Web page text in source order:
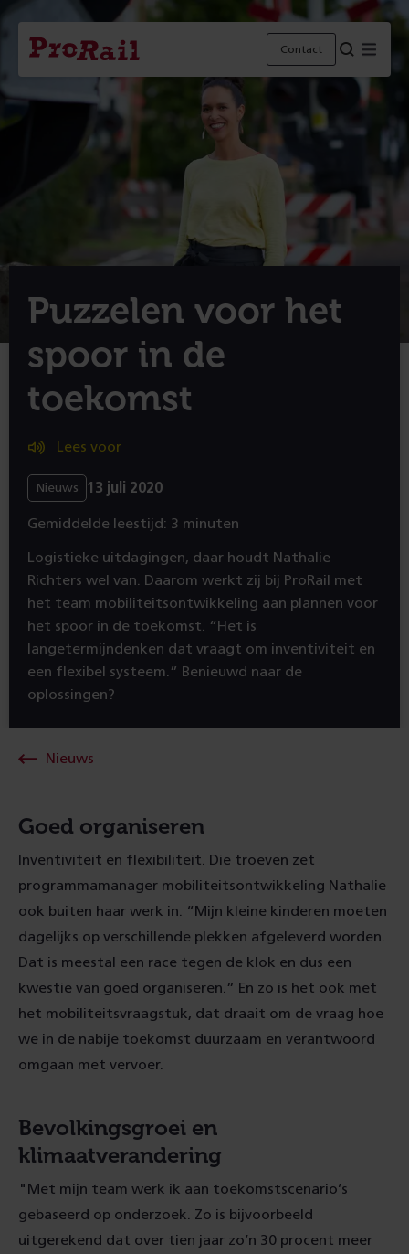
Navigatie
Homepage
ProRail
Contact
Puzzelen voor het
spoor in de
toekomst
Lees voor
Nieuws 13 juli 2020
Gemiddelde leestijd: 3 minuten
Logistieke uitdagingen, daar houdt Nathalie
Richters wel van. Daarom werkt zij bij ProRail met
het team mobiliteitsontwikkeling aan plannen voor
het spoor in de toekomst. “Het is
langetermijndenken dat vraagt om inventiviteit en
een flexibel systeem.” Benieuwd naar de
oplossingen?
Nieuws
Goed organiseren
Inventiviteit en flexibiliteit. Die troeven zet
programmamanager mobiliteitsontwikkeling Nathalie
ook buiten haar werk in. “Mijn kleine kinderen moeten
dagelijks op verschillende plekken afgeleverd worden.
Dat is meestal een race tegen de klok en dus een
kwestie van goed organiseren.” En zo is het ook met
het mobiliteitsvraagstuk, dat draait om de vraag hoe
we in de nabije toekomst duurzaam en verantwoord
omgaan met vervoer.
Bevolkingsgroei en
klimaatverandering
"Met mijn team werk ik aan toekomstscenario’s
gebaseerd op onderzoek. Zo is bijvoorbeeld
uitgerekend dat over tien jaar zo’n 30 procent meer